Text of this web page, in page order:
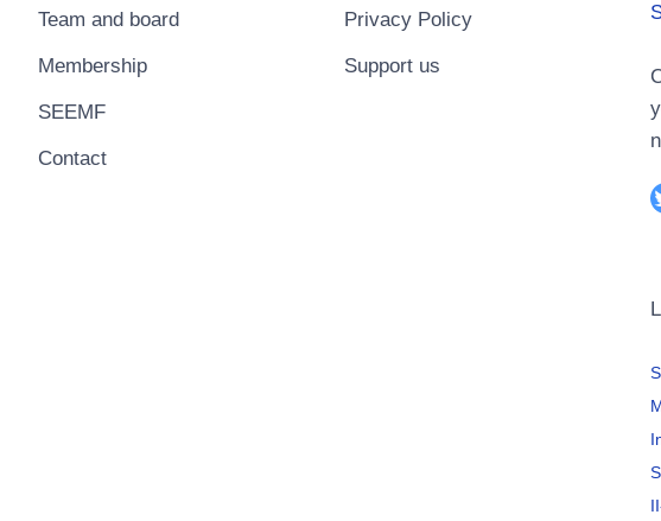
Team and board
Membership
SEEMF
Contact
Privacy Policy
Support us